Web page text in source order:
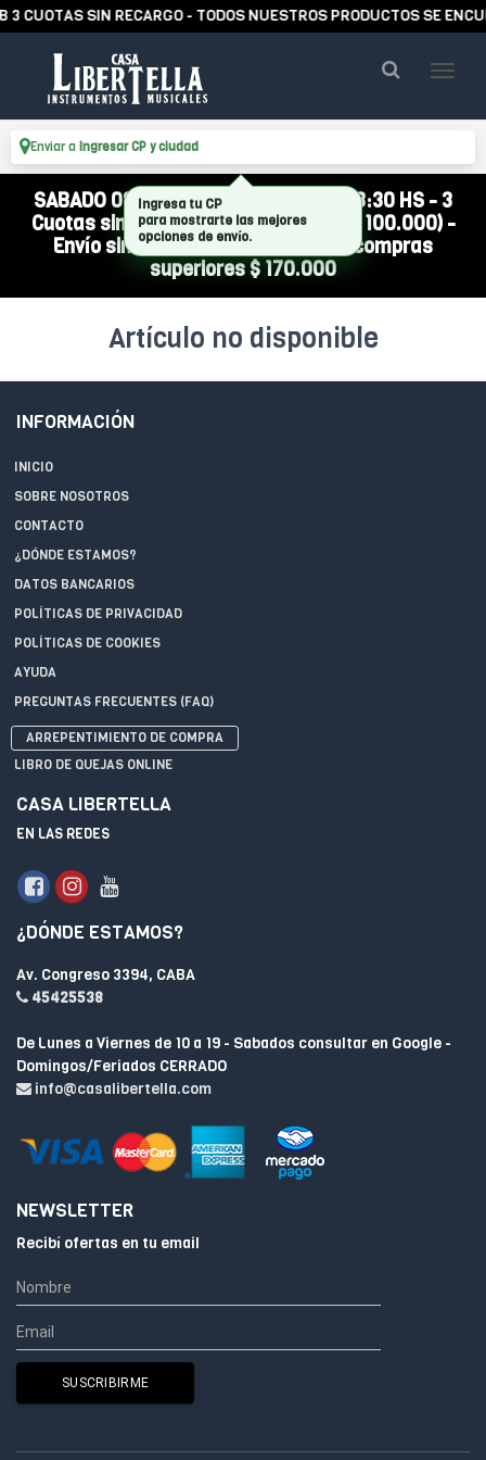
CUOTAS SIN RECARGO - TODOS NUESTROS PRODUCTOS SE
Enviar a Ingresar CP y ciudad
SABADO 08/08 ABIERTO DE 10:00 A 13:30 HS - 3
Cuotas sin interés (compra mínima $ 100.000) -
Envío sin cargo a todo el país por compras
superiores $ 170.000
Artículo no disponible
INFORMACIÓN
INICIO
SOBRE NOSOTROS
CONTACTO
¿DÓNDE ESTAMOS?
DATOS BANCARIOS
POLÍTICAS DE PRIVACIDAD
POLÍTICAS DE COOKIES
AYUDA
PREGUNTAS FRECUENTES (FAQ)
ARREPENTIMIENTO DE COMPRA
LIBRO DE QUEJAS ONLINE
CASA LIBERTELLA
EN LAS REDES
¿DÓNDE ESTAMOS?
Av. Congreso 3394, CABA
45425538
De Lunes a Viernes de 10 a 19 - Sabados consultar en Google -
Domingos/Feriados CERRADO
info@casalibertella.com
NEWSLETTER
Recibí ofertas en tu email
Ingresa tu CP
para mostrarte las mejores
opciones de envío.